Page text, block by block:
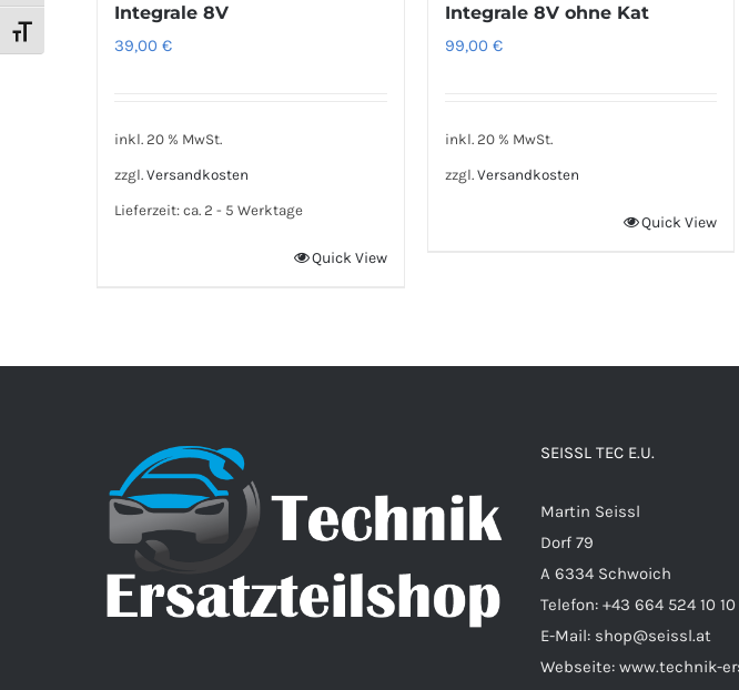
Schrift vergrößern
Integrale 8V
39,00 €
inkl. 20 % MwSt.
zzgl. Versandkosten
Lieferzeit: ca. 2 - 5 Werktage
Quick View
Integrale 8V ohne Kat
99,00 €
inkl. 20 % MwSt.
zzgl. Versandkosten
Quick View
SEISSL TEC E.U.
Martin Seissl
Dorf 79
A 6334 Schwoich
Telefon: +43 664 524 10 10
E-Mail: shop@seissl.at
Webseite: www.technik-